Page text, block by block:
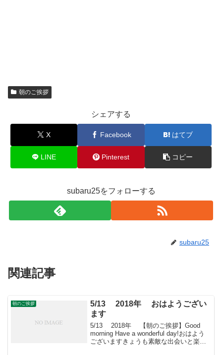
朝のご挨拶
シェアする
X Facebook はてブ
LINE Pinterest コピー
subaru25をフォローする
subaru25
関連記事
朝のご挨拶
5/13 2018年 おはようござい
ます
5/13 2018年 【朝のご挨拶】Good
morning Have a wonderful day!おはよう
ございますきょうも素敵な出会いと楽し